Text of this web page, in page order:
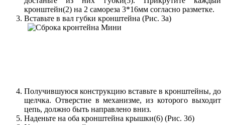
кронштейн(2) на 2 самореза 3*16мм согласно разметке.
Вставьте в вал губки кронштейна (Рис. 3а)
Получившуюся конструкцию вставьте в кронштейны, до
щелчка. Отверстие в механизме, из которого выходит
цепь, должно быть направлено вниз.
Наденьте на оба кронштейна крышки(6) (Рис. 3б)